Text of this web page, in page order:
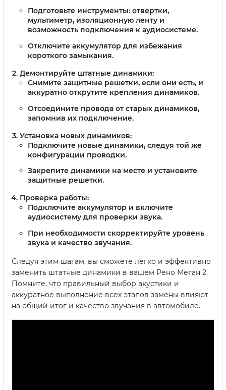
Подготовьте инструменты: отвертки,
мультиметр, изоляционную ленту и
возможность подключения к аудиосистеме.
Отключите аккумулятор для избежания
короткого замыкания.
Демонтируйте штатные динамики:
Снимите защитные решетки, если они есть, и
аккуратно открутите крепления динамиков.
Отсоедините провода от старых динамиков,
запомнив их подключение.
Установка новых динамиков:
Подключите новые динамики, следуя той же
конфигурации проводки.
Закрепите динамики на месте и установите
защитные решетки.
Проверка работы:
Подключите аккумулятор и включите
аудиосистему для проверки звука.
При необходимости скорректируйте уровень
звука и качество звучания.
Следуя этим шагам, вы сможете легко и эффективно
заменить штатные динамики в вашем Рено Меган 2.
Помните, что правильный выбор акустики и
аккуратное выполнение всех этапов замены влияют
на общий итог и качество звучания в автомобиле.